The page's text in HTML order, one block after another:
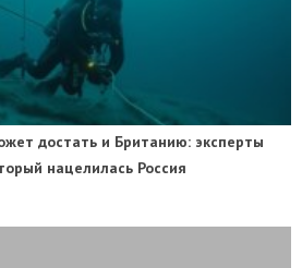
достать и Британию: эксперты
нацелилась Россия